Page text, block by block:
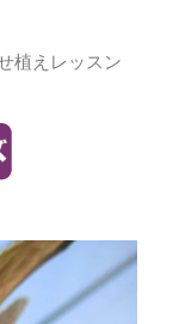
植えレッスン